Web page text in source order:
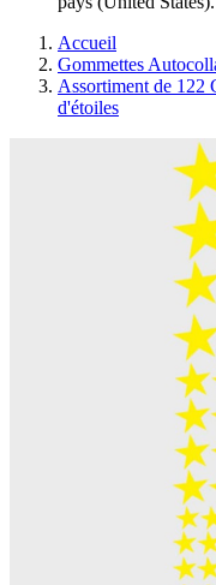
Accueil
Gommettes
Assortiment de 122
d'étoiles